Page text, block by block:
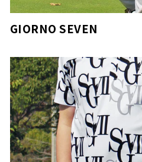
GIORNO SEVEN